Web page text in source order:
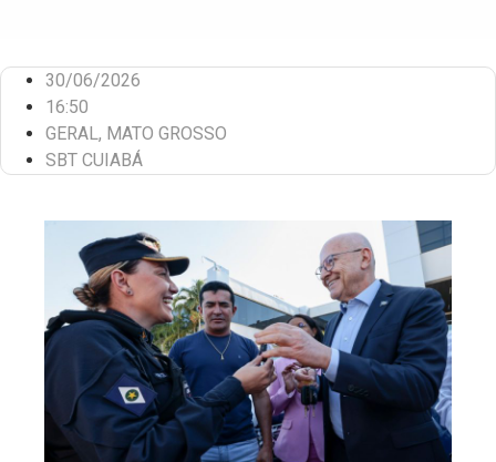
30/06/2026
16:50
GERAL, MATO GROSSO
SBT CUIABÁ